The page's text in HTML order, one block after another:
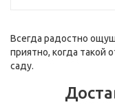
Всегда радостно
приятно, когда такой
саду.